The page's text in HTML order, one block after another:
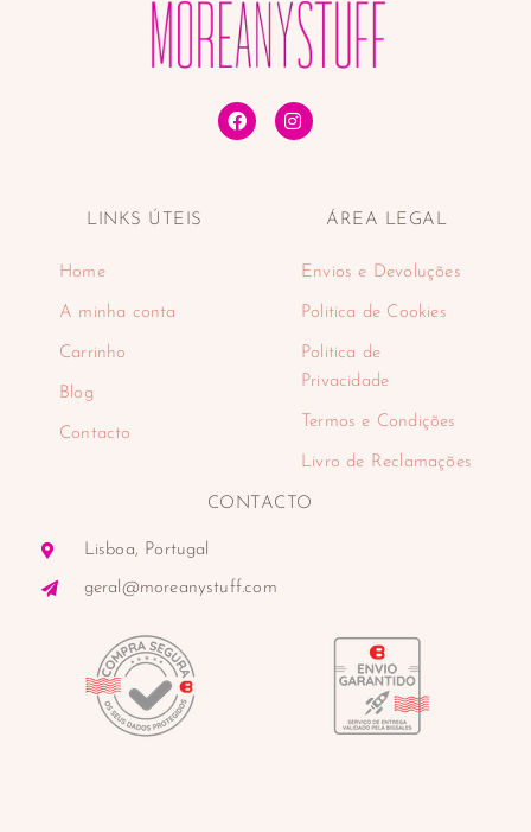
LINKS ÚTEIS
Home
A minha conta
Carrinho
Blog
Contacto
ÁREA LEGAL
Envios e Devoluções
Politica de Cookies
Politica de
Privacidade
Termos e Condições
Livro de Reclamações
CONTACTO
Lisboa, Portugal
geral@moreanystuff.com